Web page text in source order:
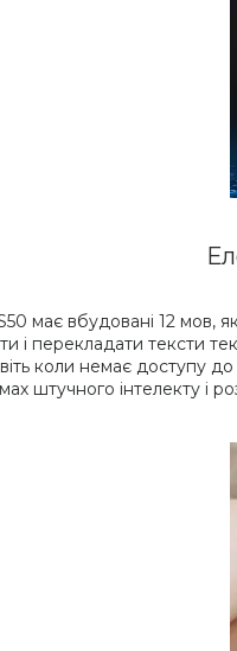
має вбудовані 12 мов,
і перекладати тексти
коли немає доступу
штучного інтелекту і